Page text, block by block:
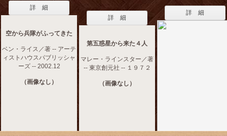
詳 細
空から兵隊がふってきた
ベン・ライス／著 -- アーテ
ィストハウスパブリッシャ
ーズ -- 2002.12
（画像なし）
詳 細
第五惑星から来た４人
マレー・ラインスター／著
-- 東京創元社 -- １９７２
（画像なし）
詳 細